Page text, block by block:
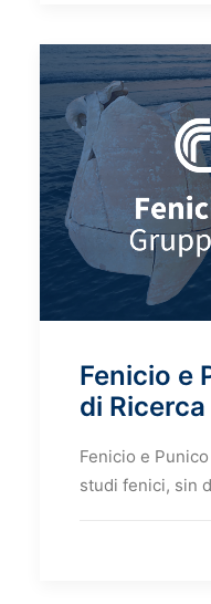
Fenicio e
di Ricerca
Fenicio e
studi fenici, sin